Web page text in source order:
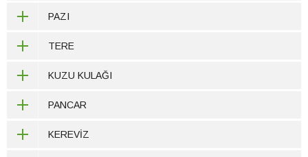
PAZI
TERE
KUZU KULAĞI
PANCAR
KEREVİZ